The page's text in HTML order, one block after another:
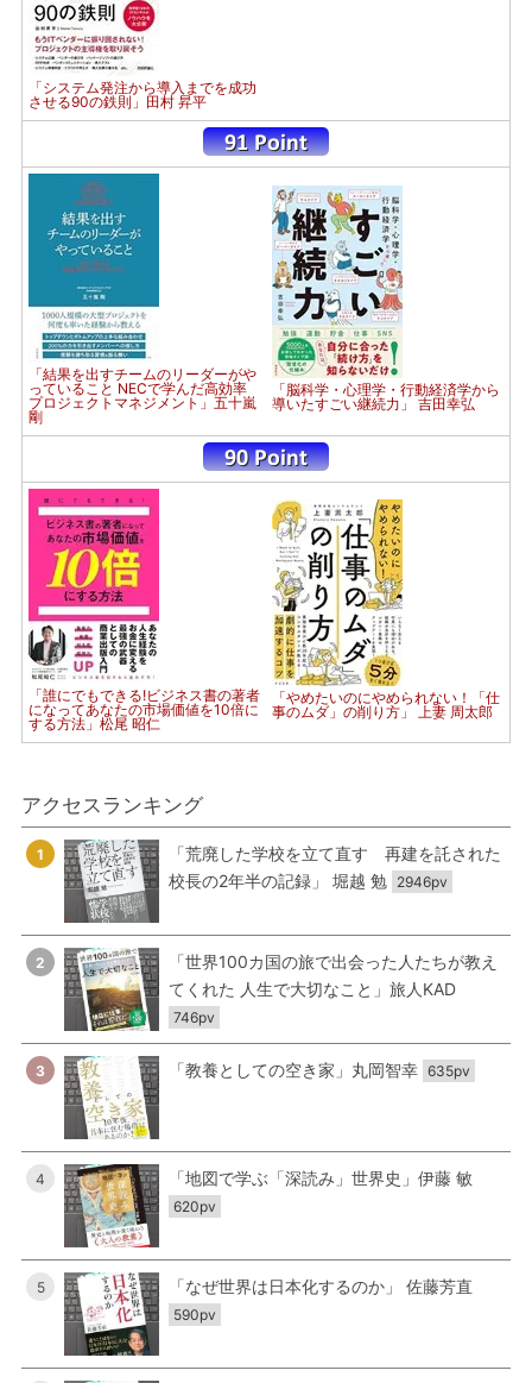
「システム発注から導入までを成功
させる90の鉄則」田村 昇平
「結果を出すチームのリーダーがや
っていること NECで学んだ高効率
プロジェクトマネジメント」五十嵐
剛
「脳科学・心理学・行動経済学から
導いたすごい継続力」 吉田幸弘
「誰にでもできる!ビジネス書の著者
になってあなたの市場価値を10倍に
する方法」松尾 昭仁
「やめたいのにやめられない！「仕
事のムダ」の削り方」 上妻 周太郎
アクセスランキング
1
「荒廃した学校を立て直す 再建を託された
校長の2年半の記録」 堀越 勉 2946pv
2
「世界100カ国の旅で出会った人たちが教え
てくれた 人生で大切なこと」旅人KAD
746pv
3 「教養としての空き家」丸岡智幸 635pv
4 「地図で学ぶ「深読み」世界史」伊藤 敏
620pv
5 「なぜ世界は日本化するのか」 佐藤芳直
590pv